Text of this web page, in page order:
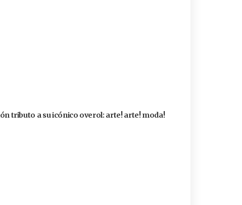
tributo a su icónico overol: arte! arte! moda!